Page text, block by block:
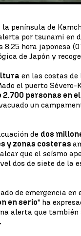
la península de
por tsunami en
hora japonesa
de Japón y
en las costas de
el puerto Sévero-
2.700 personas en
un
de dos
y zonas costeras
que el seísmo
dos de siete de la
de emergencia en
en serio" ha
alerta que también